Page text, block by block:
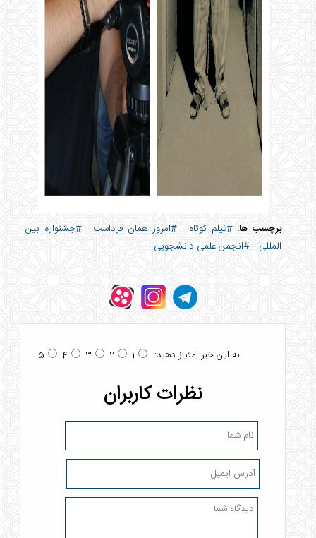
برچسب ها:#فیلم کوتاه #امروز همان فرداست
#جشنواره بین
المللی
#انجمن علمی دانشجویی
به این خبر امتیاز دهید: 1
2
3
4
5
نظرات کاربران